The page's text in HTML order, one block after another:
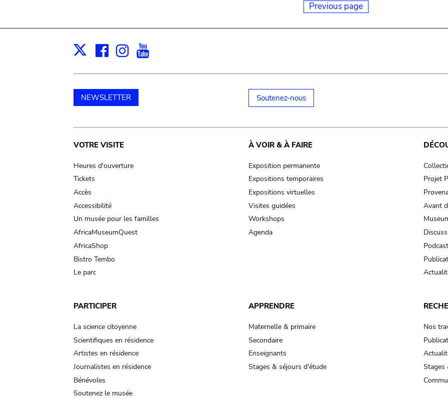
Previous page
X Facebook
Instagram
NEWSLETTER Soutenez-nous
Main
navigation
VOTRE VISITE
Heures d'ouverture
Tickets
Accès
Accessibilité
Un musée pour les familles
AfricaMuseumQuest
AfricaShop
Bistro Tembo
Le parc
À VOIR & À FAIRE
Exposition permanente
Expositions temporaires
Expositions virtuelles
Visites guidées
Workshops
Agenda
Projet
Avant
PARTICIPER
La science citoyenne
Scientifiques en résidence
Artistes en résidence
Journalistes en résidence
Bénévoles
Soutenez le musée
APPRENDRE
Maternelle & primaire
Secondaire
Enseignants
Stages & séjours d'étude
Nos
Stages